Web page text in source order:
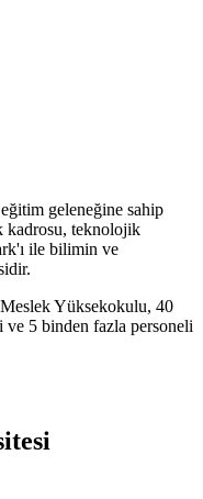
geleneğine sahip
kadrosu, teknolojik
ile bilimin ve
Yüksekokulu, 40
ve 5 binden fazla personeli